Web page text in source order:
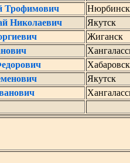
Трофимович
Николаевич
Якутск
Жиганск
Хабаровск
Якутск